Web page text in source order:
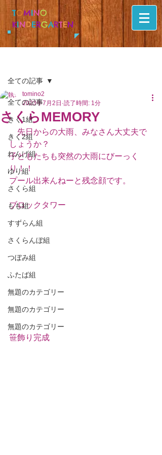
TOMINO
KINDERGARTEN
全ての記事
きく1組
きく2組
れんげ組
ゆり組
さくら組
もも組
すずらん組
さくらんぼ組
つぼみ組
ふたば組
無題のカテゴリー
無題のカテゴリー
無題のカテゴリー
全ての記事
さくらMEMORY
tomino2
2023年7月2日 読了時間: 1分
先日からの大雨、みなさん大丈夫で
しょうか？
子どもたちも突然の大雨にびーっく
り！！
プール出来んねーと残念顔です。
ブロックタワー
笹飾り完成